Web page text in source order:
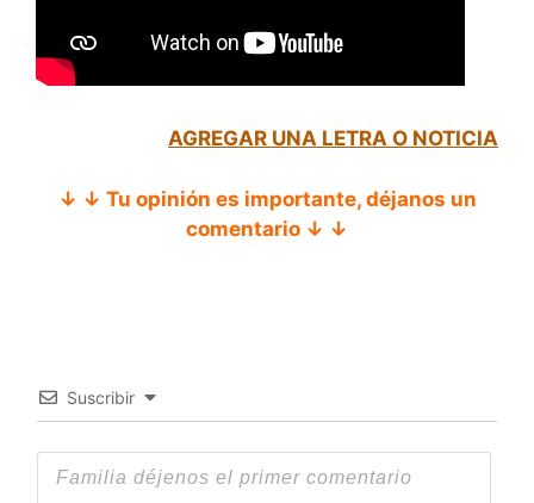
AGREGAR UNA LETRA O NOTICIA
↓ ↓ Tu opinión es importante, déjanos un
comentario ↓ ↓
Suscribir